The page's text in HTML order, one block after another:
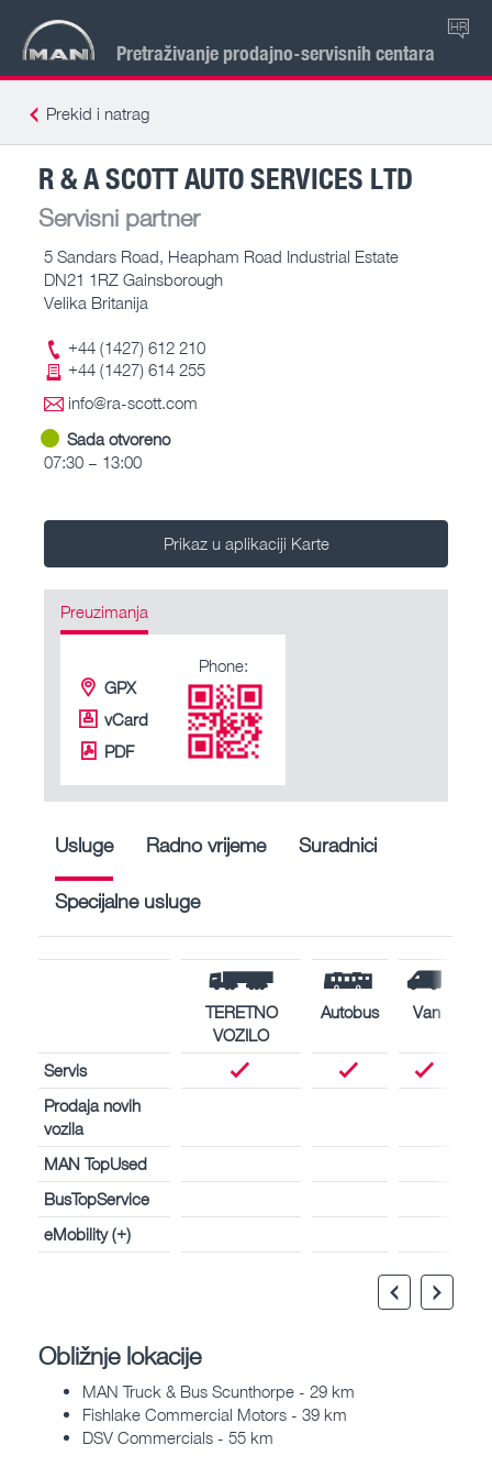
Pretraživanje prodajno-servisnih centara
HR
Prekid i natrag
R & A SCOTT AUTO SERVICES LTD
Servisni partner
5 Sandars Road, Heapham Road Industrial Estate
DN21 1RZ Gainsborough
Velika Britanija
+44 (1427) 612 210
+44 (1427) 614 255
info@ra-scott.com
Sada otvoreno
07:30 – 13:00
Prikaz u aplikaciji Karte
Preuzimanja
GPX
vCard
PDF
Phone:
Usluge Radno vrijeme Suradnici
Specijalne usluge
TERETNO
VOZILO
Autobus Van
Servis
Prodaja novih
vozila
MAN TopUsed
BusTopService
eMobility (+)
Obližnje lokacije
MAN Truck & Bus Scunthorpe - 29 km
Fishlake Commercial Motors - 39 km
DSV Commercials - 55 km